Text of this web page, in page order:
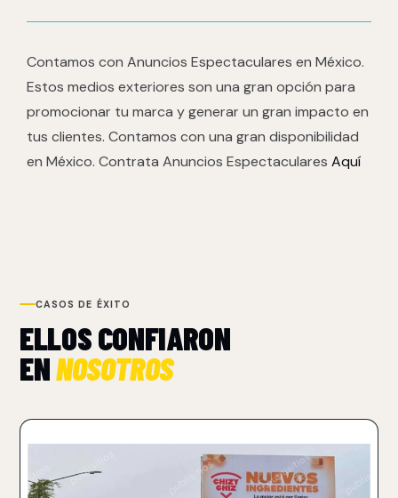
Contamos con Anuncios Espectaculares en México.
Estos medios exteriores son una gran opción para
promocionar tu marca y generar un gran impacto en
tus clientes. Contamos con una gran disponibilidad
en México. Contrata Anuncios Espectaculares Aquí
CASOS DE ÉXITO
ELLOS CONFIARON
ENNOSOTROS